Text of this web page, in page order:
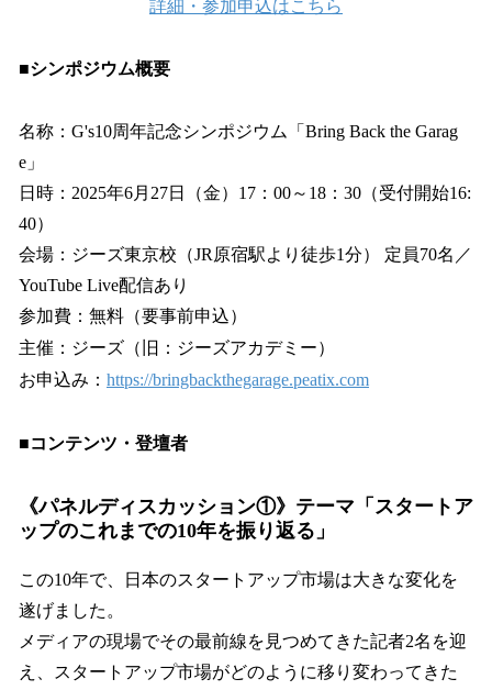
詳細・参加申込はこちら
■シンポジウム概要
名称：G's10周年記念シンポジウム「Bring Back the Garag
e」
日時：2025年6月27日（金）17：00～18：30（受付開始16:
40）
会場：ジーズ東京校（JR原宿駅より徒歩1分） 定員70名／
YouTube Live配信あり
参加費：無料（要事前申込）
主催：ジーズ（旧：ジーズアカデミー）
お申込み： https://bringbackthegarage.peatix.com
■コンテンツ・登壇者
《パネルディスカッション①》テーマ「スタートア
ップのこれまでの10年を振り返る」
この10年で、日本のスタートアップ市場は大きな変化を
遂げました。
メディアの現場でその最前線を見つめてきた記者2名を迎
え、スタートアップ市場がどのように移り変わってきた